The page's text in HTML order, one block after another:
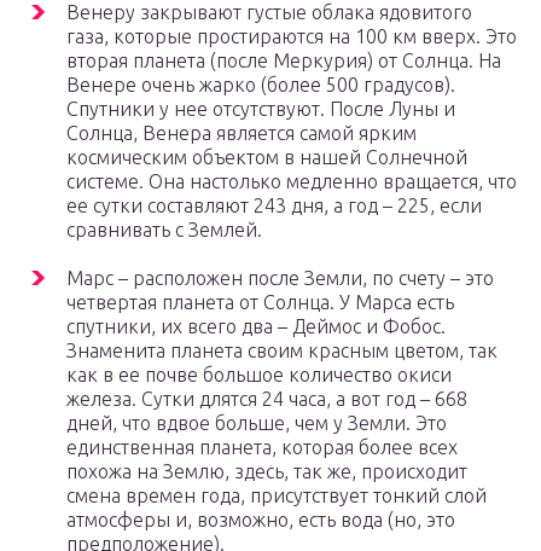
Венеру закрывают густые облака ядовитого
газа, которые простираются на 100 км вверх. Это
вторая планета (после Меркурия) от Солнца. На
Венере очень жарко (более 500 градусов).
Спутники у нее отсутствуют. После Луны и
Солнца, Венера является самой ярким
космическим объектом в нашей Солнечной
системе. Она настолько медленно вращается, что
ее сутки составляют 243 дня, а год – 225, если
сравнивать с Землей.
Марс – расположен после Земли, по счету – это
четвертая планета от Солнца. У Марса есть
спутники, их всего два – Деймос и Фобос.
Знаменита планета своим красным цветом, так
как в ее почве большое количество окиси
железа. Сутки длятся 24 часа, а вот год – 668
дней, что вдвое больше, чем у Земли. Это
единственная планета, которая более всех
похожа на Землю, здесь, так же, происходит
смена времен года, присутствует тонкий слой
атмосферы и, возможно, есть вода (но, это
предположение).